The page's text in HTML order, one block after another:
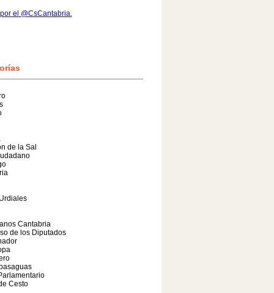
el @CsCantabria.
de la Sal
Cantabria
de los Diputados
Cesto